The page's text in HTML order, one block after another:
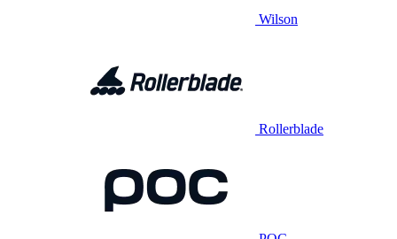
Wilson
Rollerblade